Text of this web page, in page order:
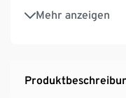
Mehr anzeigen
Geradliniges,
Keller oder